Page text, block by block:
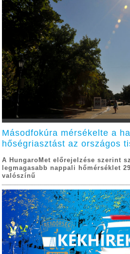
Másodfokúra mérsékelte a
hőségriasztást az országos
A HungaroMet előrejelzése szerint
legmagasabb nappali hőmérséklet
valószínű